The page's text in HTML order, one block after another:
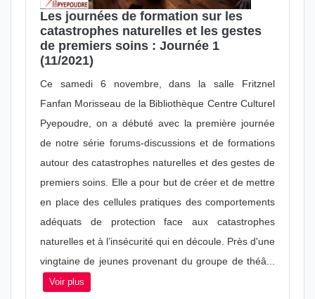
Les journées de formation sur les
catastrophes naturelles et les gestes
de premiers soins : Journée 1
(11/2021)
Ce samedi 6 novembre, dans la salle Fritznel
Fanfan Morisseau de la Bibliothèque Centre Culturel
Pyepoudre, on a débuté avec la première journée
de notre série forums-discussions et de formations
autour des catastrophes naturelles et des gestes de
premiers soins. Elle a pour but de créer et de mettre
en place des cellules pratiques des comportements
adéquats de protection face aux catastrophes
naturelles et à l’insécurité qui en découle. Près d'une
vingtaine de jeunes provenant du groupe de théâ...
Voir plus